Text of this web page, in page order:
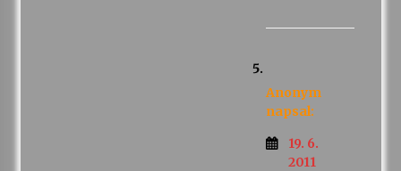
Anonym
napsal:
19. 6.
2011